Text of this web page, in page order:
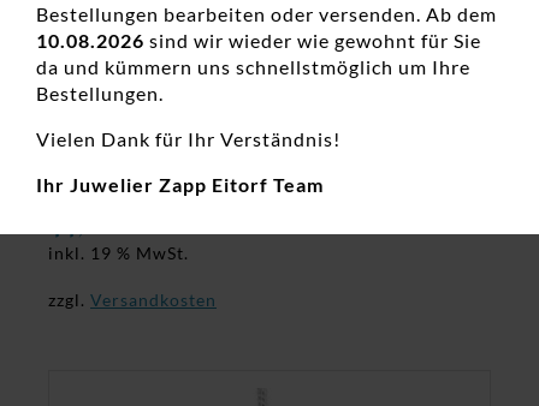
Identband Schutzengel 925 Ag
inkl. 19 % MwSt.
zzgl. Versandkosten
Bestellungen bearbeiten oder versenden. Ab dem
10.08.2026 sind wir wieder wie gewohnt für Sie
da und kümmern uns schnellstmöglich um Ihre
Bestellungen.
Vielen Dank für Ihr Verständnis!
Ihr Juwelier Zapp Eitorf Team